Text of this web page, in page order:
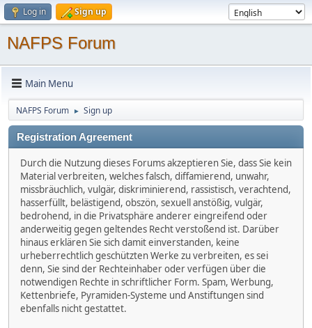
Log in Sign up
NAFPS Forum
Main Menu
NAFPS Forum ► Sign up
Registration Agreement
Durch die Nutzung dieses Forums akzeptieren Sie, dass Sie kein
Material verbreiten, welches falsch, diffamierend, unwahr,
missbräuchlich, vulgär, diskriminierend, rassistisch, verachtend,
hasserfüllt, belästigend, obszön, sexuell anstößig, vulgär,
bedrohend, in die Privatsphäre anderer eingreifend oder
anderweitig gegen geltendes Recht verstoßend ist. Darüber
hinaus erklären Sie sich damit einverstanden, keine
urheberrechtlich geschützten Werke zu verbreiten, es sei
denn, Sie sind der Rechteinhaber oder verfügen über die
notwendigen Rechte in schriftlicher Form. Spam, Werbung,
Kettenbriefe, Pyramiden-Systeme und Anstiftungen sind
ebenfalls nicht gestattet.